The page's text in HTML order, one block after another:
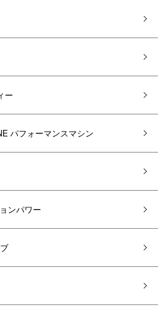
ー
パフォーマンスマシン
ンパワー